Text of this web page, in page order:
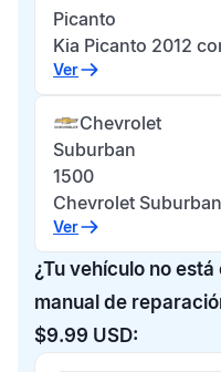
Picanto
Kia Picanto 2012
Ver
Chevrolet
Suburban
1500
Chevrolet
Ver
¿Tu vehículo no
manual de
$9.99 USD: